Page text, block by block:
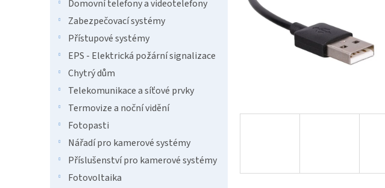
Domovní telefony a videotelefony
Zabezpečovací systémy
Přístupové systémy
EPS - Elektrická požární signalizace
Chytrý dům
Telekomunikace a síťové prvky
Termovize a noční vidění
Fotopasti
Nářadí pro kamerové systémy
Příslušenství pro kamerové systémy
Fotovoltaika